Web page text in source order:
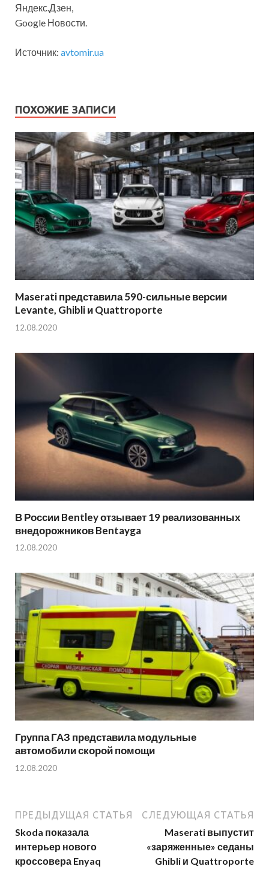
Яндекс.Дзен,
Google Новости.
Источник: avtomir.ua
ПОХОЖИЕ ЗАПИСИ
Maserati представила 590-сильные версии
Levante, Ghibli и Quattroporte
12.08.2020
В России Bentley отзывает 19 реализованных
внедорожников Bentayga
12.08.2020
Группа ГАЗ представила модульные
автомобили скорой помощи
12.08.2020
ПРЕДЫДУЩАЯ СТАТЬЯ
Skoda показала
интерьер нового
кроссовера Enyaq
СЛЕДУЮЩАЯ СТАТЬЯ
Maserati выпустит
«заряженные» седаны
Ghibli и Quattroporte